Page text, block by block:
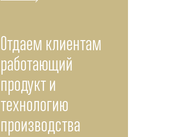
Отдаем клиентам
работающий
продукт и
технологию
производства